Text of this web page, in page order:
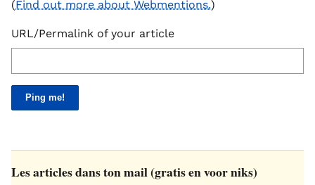
(Find out more about Webmentions.)
URL/Permalink of your article
Les articles dans ton mail (gratis en voor niks)